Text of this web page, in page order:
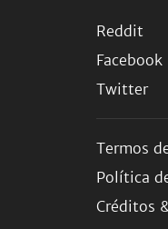
Reddit
Facebook
Twitter
Termos
Política
Créditos